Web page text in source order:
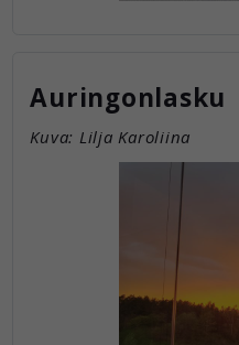
Auringonlasku
Kuva: Lilja Karoliina